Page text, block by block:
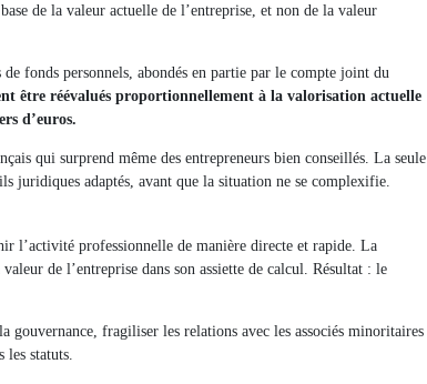
de la valeur actuelle de l’entreprise, et non de la valeur
fonds personnels, abondés en partie par le compte joint du
être réévalués proportionnellement à la valorisation actuelle
d’euros.
qui surprend même des entrepreneurs bien conseillés. La seule
juridiques adaptés, avant que la situation ne se complexifie.
l’activité professionnelle de manière directe et rapide. La
de l’entreprise dans son assiette de calcul. Résultat : le
fragiliser les relations avec les associés minoritaires
les statuts.